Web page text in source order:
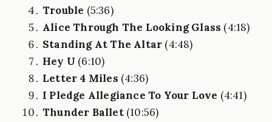
Trouble (5:36)
Alice Through The Looking Glass (4:18)
Standing At The Altar (4:48)
Hey U (6:10)
Letter 4 Miles (4:36)
I Pledge Allegiance To Your Love (4:41)
Thunder Ballet(10:56)